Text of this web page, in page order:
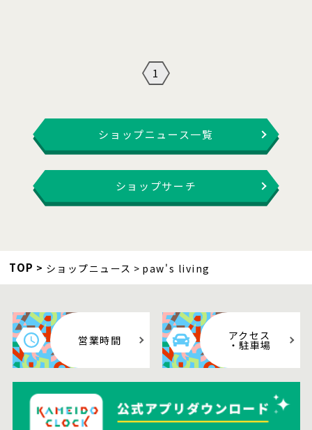
1
ショップニュース一覧
ショップサーチ
TOP ショップニュース paw's living
営業時間 アクセス
・駐車場